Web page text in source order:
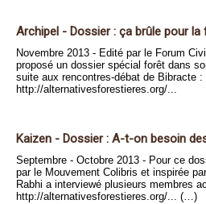
Archipel - Dossier : ça brûle pour la
Novembre 2013 - Edité par le Forum
proposé un dossier spécial forêt dans
suite aux rencontres-débat de Bibracte :
http://alternativesforestieres.org/...
Kaizen - Dossier : A-t-on besoin
Septembre - Octobre 2013 - Pour ce
par le Mouvement Colibris et inspirée
Rabhi a interviewé plusieurs membres
http://alternativesforestieres.org/... (…)